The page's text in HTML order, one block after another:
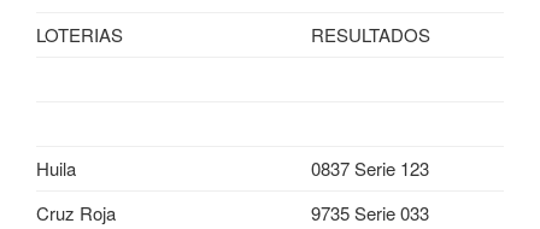
LOTERIAS RESULTADOS
Huila
0837 Serie 123
Cruz Roja
9735 Serie 033